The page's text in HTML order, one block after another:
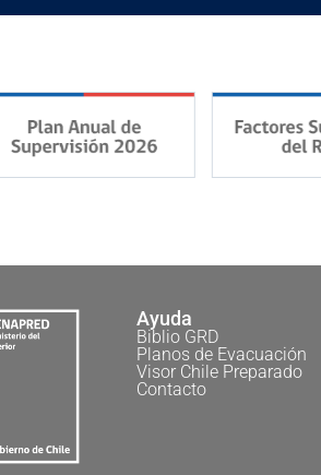
Ayuda
Biblio GRD
Planos de Evacuación
Visor Chile Preparado
Contacto